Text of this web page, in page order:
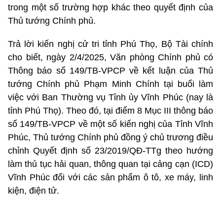
trong một số trường hợp khác theo quyết định của
Thủ tướng Chính phủ.
Trả lời kiến nghị cử tri tỉnh Phú Thọ, Bộ Tài chính
cho biết, ngày 2/4/2025, Văn phòng Chính phủ có
Thông báo số 149/TB-VPCP về kết luận của Thủ
tướng Chính phủ Phạm Minh Chính tại buổi làm
việc với Ban Thường vụ Tỉnh ủy Vĩnh Phúc (nay là
tỉnh Phú Thọ). Theo đó, tại điểm 8 Mục III thông báo
số 149/TB-VPCP về một số kiến nghị của Tỉnh Vĩnh
Phúc, Thủ tướng Chính phủ đồng ý chủ trương điều
chỉnh Quyết định số 23/2019/QĐ-TTg theo hướng
làm thủ tục hải quan, thông quan tại cảng cạn (ICD)
Vĩnh Phúc đối với các sản phẩm ô tô, xe máy, linh
kiện, điện tử.